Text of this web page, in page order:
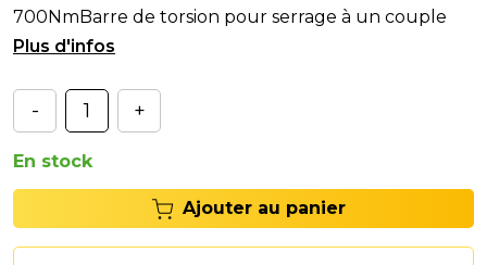
700NmBarre de torsion pour serrage à un couple
déterminé
- +
En stock
Ajouter au panier